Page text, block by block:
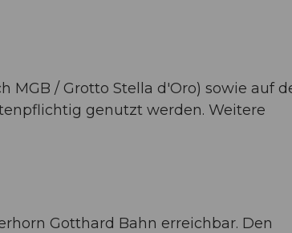
MGB / Grotto Stella d'Oro) sowie auf
genutzt werden. Weitere
Gotthard Bahn erreichbar. Den